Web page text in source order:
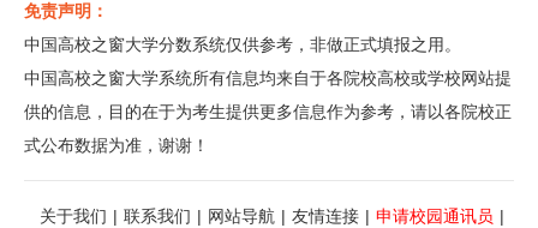
免责声明：
中国高校之窗大学分数系统仅供参考，非做正式填报之用。
中国高校之窗大学系统所有信息均来自于各院校高校或学校网站提
供的信息，目的在于为考生提供更多信息作为参考，请以各院校正
式公布数据为准，谢谢！
关于我们 | 联系我们 | 网站导航 | 友情连接 | 申请校园通讯员 |